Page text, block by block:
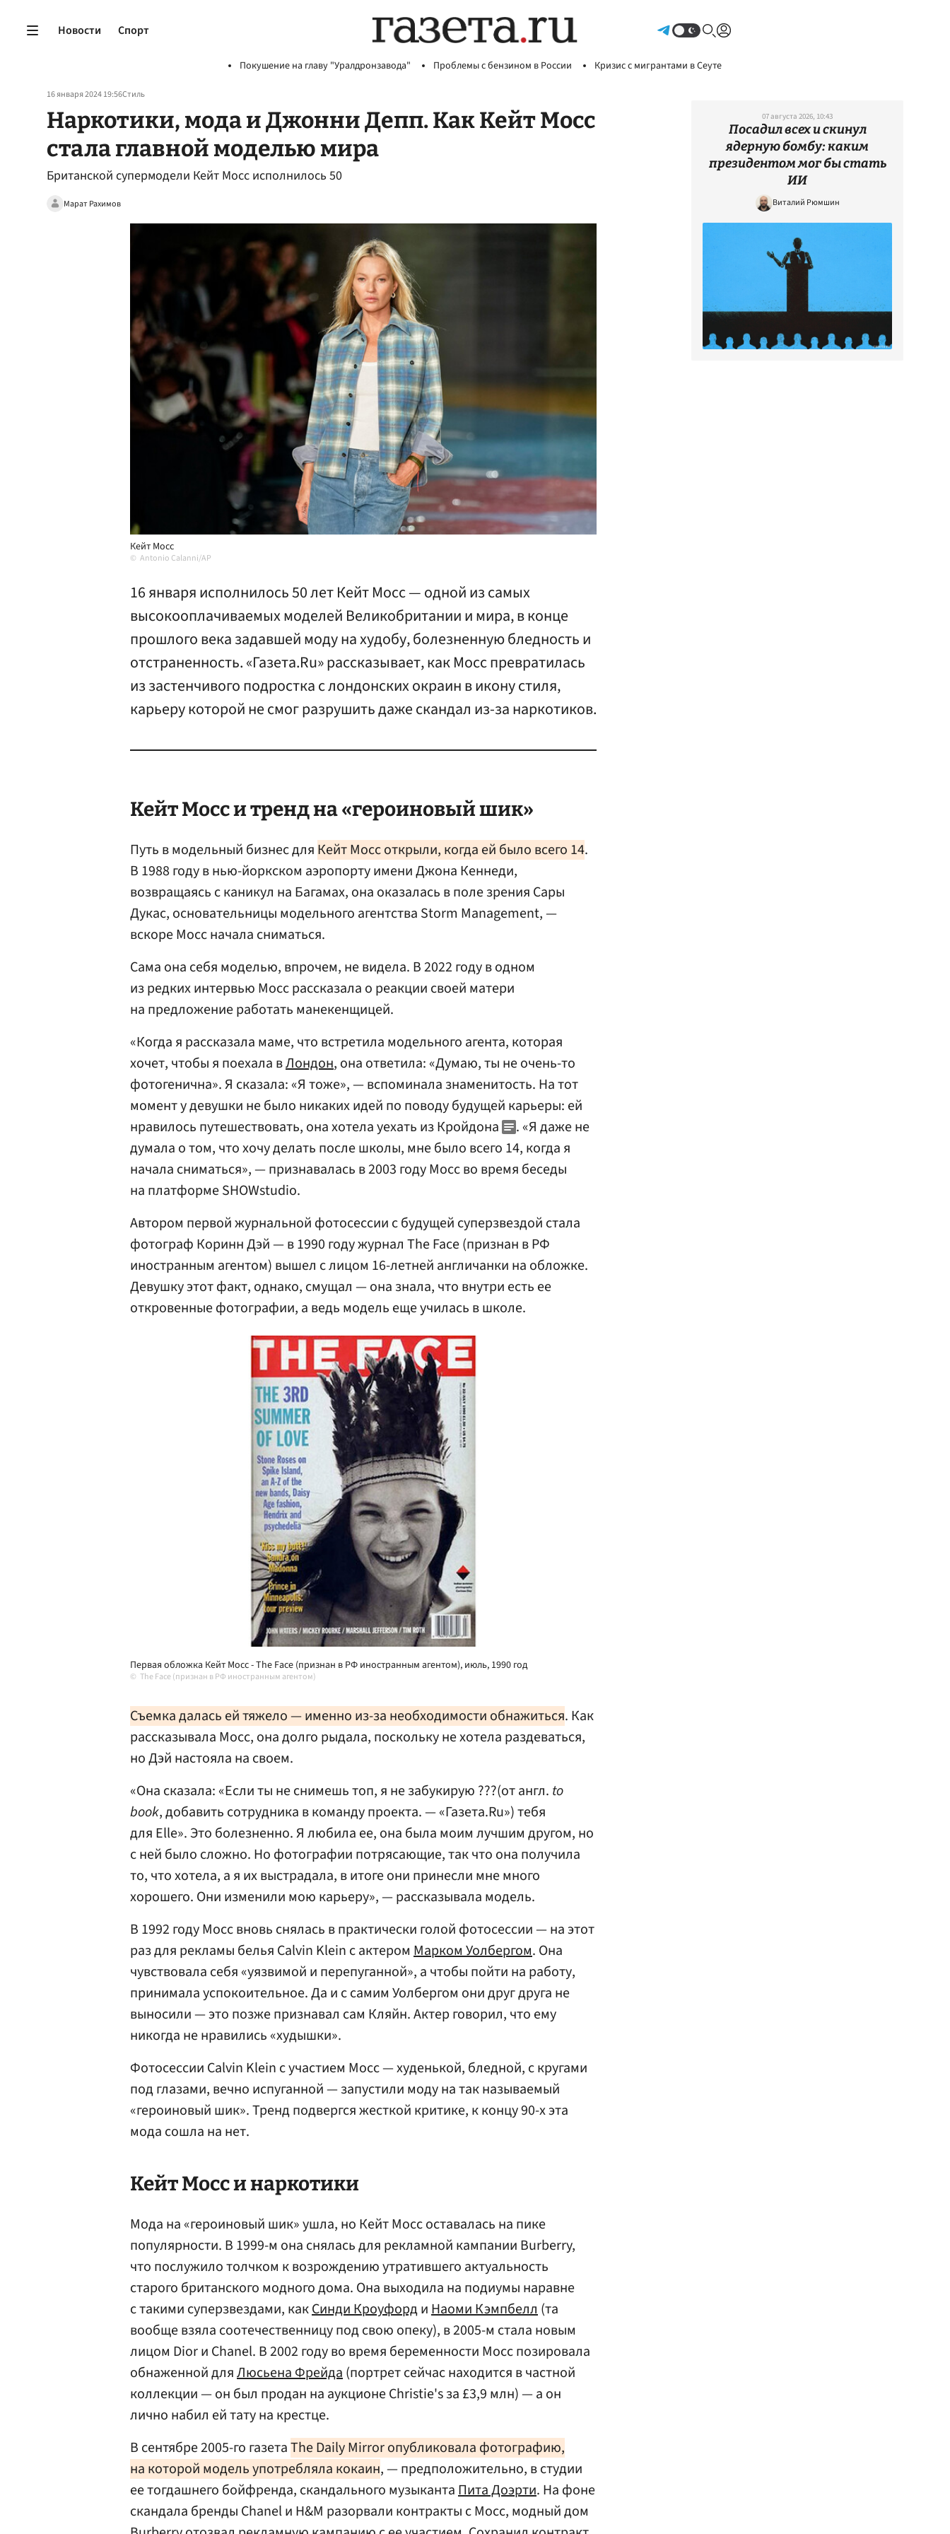
Новости Спорт
Покушение на главу "Уралдронзавода" Проблемы с бензином в России Кризис с мигрантами в Сеуте
16 января 2024 19:56Стиль
Наркотики, мода и Джонни Депп. Как Кейт Мосс
стала главной моделью мира
Британской супермодели Кейт Мосс исполнилось 50
Марат Рахимов
Кейт Мосс
Antonio Calanni/AP
16 января исполнилось 50 лет Кейт Мосс — одной из самых
высокооплачиваемых моделей Великобритании и мира, в конце
прошлого века задавшей моду на худобу, болезненную бледность и
отстраненность. «Газета.Ru» рассказывает, как Мосс превратилась
из застенчивого подростка с лондонских окраин в икону стиля,
карьеру которой не смог разрушить даже скандал из-за наркотиков.
Кейт Мосси тренд на «героиновый шик»
Путь в модельный бизнес для Кейт Мосс открыли, когда ей было всего 14.
В 1988 году в нью-йоркском аэропорту имени Джона Кеннеди,
возвращаясь с каникул на Багамах, она оказалась в поле зрения Сары
Дукас, основательницы модельного агентства Storm Management, —
вскоре Мосс начала сниматься.
Сама она себя моделью, впрочем, не видела. В 2022 году в одном
из редких интервью Мосс рассказала о реакции своей матери
на предложение работать манекенщицей.
«Когда я рассказала маме, что встретила модельного агента, которая
хочет, чтобы я поехала вЛондон, она ответила: «Думаю, ты не очень-то
фотогенична». Я сказала: «Я тоже», — вспоминала знаменитость. На тот
момент у девушки не было никаких идей по поводу будущей карьеры: ей
нравилось путешествовать, она хотела уехать из Кройдона
. «Я даже не
думала о том, что хочу делать после школы, мне было всего 14, когда я
начала сниматься», — признавалась в 2003 году Мосс во время беседы
на платформе SHOWstudio.
Автором первой журнальной фотосессии с будущей суперзвездой стала
фотограф Коринн Дэй — в 1990 году журнал The Face (признан в РФ
иностранным агентом) вышел с лицом 16-летней англичанки на обложке.
Девушку этот факт, однако, смущал — она знала, что внутри есть ее
откровенные фотографии, а ведь модель еще училась в школе.
Первая обложка Кейт Мосс - The Face (признан в РФ иностранным агентом), июль, 1990 год
The Face (признан в РФ иностранным агентом)
Съемка далась ей тяжело — именно из-за необходимости обнажиться. Как
рассказывала Мосс, она долго рыдала, поскольку не хотела раздеваться,
но Дэй настояла на своем.
«Она сказала: «Если ты не снимешь топ, я не забукирую ???(от англ. to
book, добавить сотрудника в команду проекта. — «Газета.Ru») тебя
для Elle». Это болезненно. Я любила ее, она была моим лучшим другом, но
с ней было сложно. Но фотографии потрясающие, так что она получила
то, что хотела, а я их выстрадала, в итоге они принесли мне много
хорошего. Они изменили мою карьеру», — рассказывала модель.
В 1992 году Мосс вновь снялась в практически голой фотосессии — на этот
раз для рекламы белья Calvin Klein с актером Марком Уолбергом. Она
чувствовала себя «уязвимой и перепуганной», а чтобы пойти на работу,
принимала успокоительное. Да и с самим Уолбергом они друг друга не
выносили — это позже признавал сам Кляйн. Актер говорил, что ему
никогда не нравились «худышки».
Фотосессии Calvin Klein с участием Мосс — худенькой, бледной, с кругами
под глазами, вечно испуганной — запустили моду на так называемый
«героиновый шик». Тренд подвергся жесткой критике, к концу 90-х эта
мода сошла на нет.
Кейт Мосс и наркотики
Мода на «героиновый шик» ушла, но Кейт Мосс оставалась на пике
популярности. В 1999-м она снялась для рекламной кампании Burberry,
что послужило толчком к возрождению утратившего актуальность
старого британского модного дома. Она выходила на подиумы наравне
с такими суперзвездами, какСинди КроуфордиНаоми Кэмпбелл(та
вообще взяла соотечественницу под свою опеку), в 2005-м стала новым
лицом Dior и Chanel. В 2002 году во время беременности Мосс позировала
обнаженной дляЛюсьена Фрейда(портрет сейчас находится в частной
коллекции — он был продан на аукционе Christie's за £3,9 млн) — а он
лично набил ей тату на крестце.
В сентябре 2005-го газетаThe Daily Mirror опубликовала фотографию,
на которой модель употребляла кокаин, — предположительно, в студии
ее тогдашнего бойфренда, скандального музыкантаПита Доэрти. На фоне
скандала бренды Chanel и H&M разорвали контракты с Мосс, модный дом
07 августа 2026, 10:43
Посадил всех и скинул
ядерную бомбу: каким
президентом мог бы стать
ИИ
Виталий Рюмшин